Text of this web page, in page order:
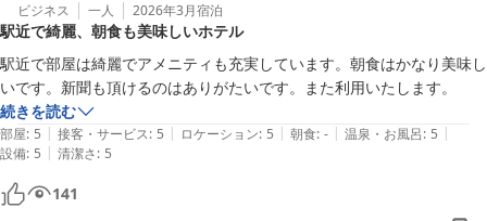
また機会がございましたら是非、当館へお立ち寄りくださいませ。
お客様にまた会える日をお待ち申し上げております。
この度は貴重なお時間の中、口コミにご返信いただきまして、誠に
ありがとうございました。
相鉄フレッサイン横浜戸塚　フロント
相鉄フレッサイン 横浜戸塚
ビジネス 一人 2026年3月宿泊
駅近で綺麗、朝食も美味しいホテル
駅近で部屋は綺麗でアメニティも充実しています。朝食はかなり美味し
いです。新聞も頂けるのはありがたいです。また利用いたします。
続きを読む
部屋: 5 | 接客・サービス: 5 | ロケーション: 5 | 朝食: - | 温泉・お風呂: 5 |
設備: 5 | 清潔さ: 5
141